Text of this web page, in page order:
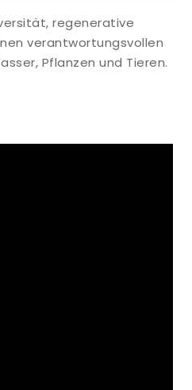
regenerative
verantwortungsvollen
Pflanzen und Tieren.